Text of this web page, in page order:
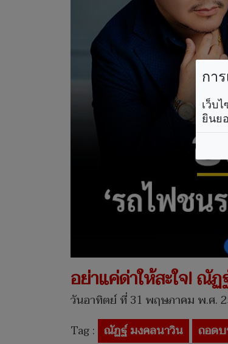
อย่าแค่ด่าให้สะใจ! ณั
วันอาทิตย์ ที่ 31 พฤษภาคม พ.ศ.
Tag : ณัฏฐ์ มงคลนาวิน ถอด
กา
เว็บ
ยินย